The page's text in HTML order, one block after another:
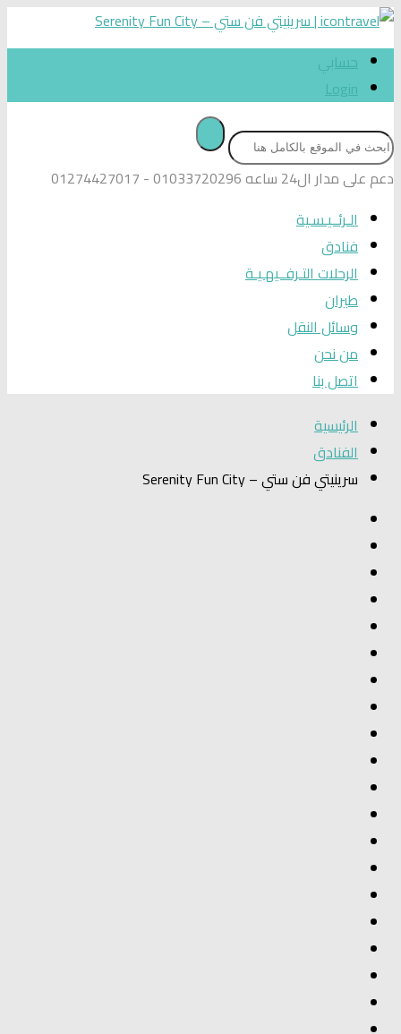
حسابي
Login
دعم على مدار ال24 ساعه
01033720296 - 01274427017
الـرئــيـسـية
فنادق
الرحلات التـرفــيهـيـة
طيران
وسائل النقل
من نحن
اتصل بنا
الرئيسية
الفنادق
سرينيتي فن ستي – Serenity Fun City